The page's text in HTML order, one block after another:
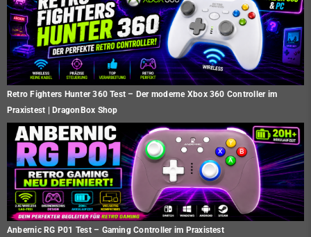
Retro Fighters Hunter 360 Test – Der moderne Xbox 360 Controller im
Praxistest | DragonBox Shop
Anbernic RG P01 Test – Gaming Controller im Praxistest